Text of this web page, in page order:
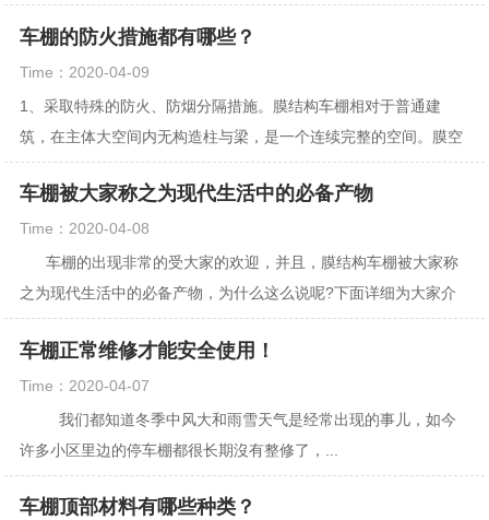
增加，也导致...
车棚的防火措施都有哪些？
Time：2020-04-09
1、采取特殊的防火、防烟分隔措施。膜结构车棚相对于普通建
筑，在主体大空间内无构造柱与梁，是一个连续完整的空间。膜空
间和与之相连的部分之间必须设置有效的防火分隔设...
车棚被大家称之为现代生活中的必备产物
Time：2020-04-08
车棚的出现非常的受大家的欢迎，并且，膜结构车棚被大家称
之为现代生活中的必备产物，为什么这么说呢?下面详细为大家介
绍： ...
车棚正常维修才能安全使用！
Time：2020-04-07
我们都知道冬季中风大和雨雪天气是经常出现的事儿，如今
许多小区里边的停车棚都很长期沒有整修了，...
车棚顶部材料有哪些种类？